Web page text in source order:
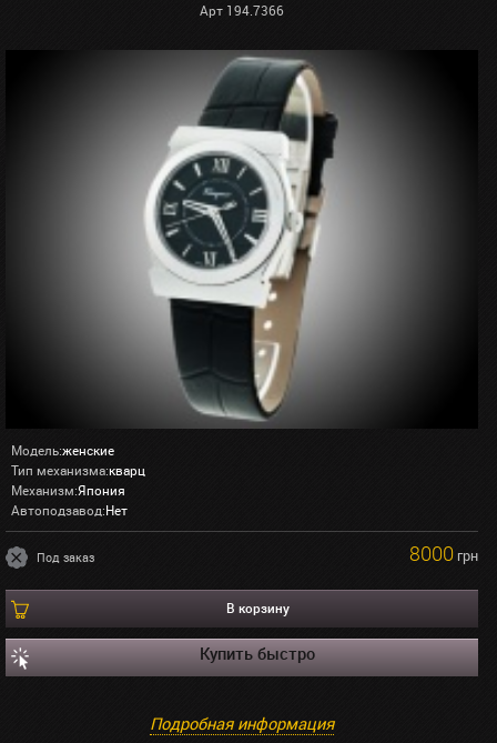
Арт 194.7366
Модель:женские
Тип механизма:кварц
Механизм:Япония
Автоподзавод:Нет
Под заказ 8000грн
В корзину
Купить быстро
Подробная информация